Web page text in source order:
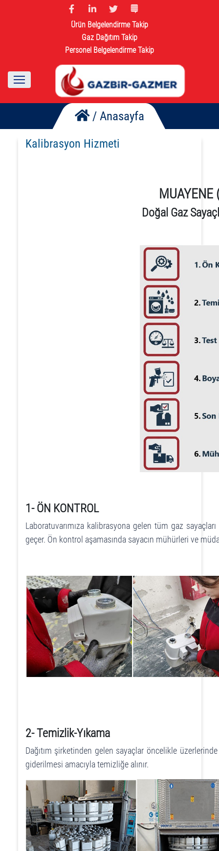
Ürün Belgelendirme Takip
Gaz Dağıtım Takip
Personel Belgelendirme Takip
/ Anasayfa
Kalibrasyon Hizmeti
MUAYENE
Doğal Gaz
1- ÖN KONTROL
Laboratuvarımıza kalibrasyona gelen tüm gaz
geçer. Ön kontrol aşamasında sayacın mühürleri ve
2- Temizlik-Yıkama
Dağıtım şirketinden gelen sayaçlar öncelikle
giderilmesi amacıyla temizliğe alınır.